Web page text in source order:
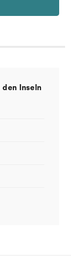
den Inseln